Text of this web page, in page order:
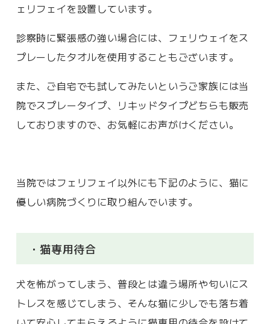
ェリフェイを設置しています。
診察時に緊張感の強い場合には、フェリウェイをス
プレーしたタオルを使用することもございます。
また、ご自宅でも試してみたいというご家族には当
院でスプレータイプ、リキッドタイプどちらも販売
しておりますので、お気軽にお声がけください。
当院ではフェリフェイ以外にも下記のように、猫に
優しい病院づくりに取り組んでいます。
・猫専用待合
犬を怖がってしまう、普段とは違う場所や匂いにス
トレスを感じてしまう、そんな猫に少しでも落ち着